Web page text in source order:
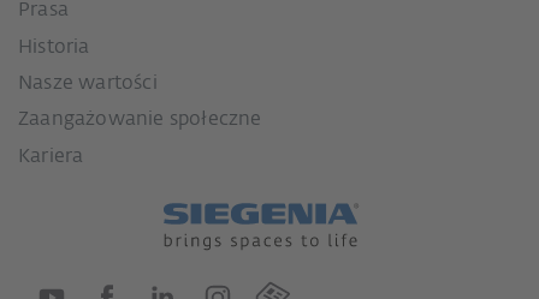
Prasa
Historia
Nasze wartości
Zaangażowanie społeczne
Kariera